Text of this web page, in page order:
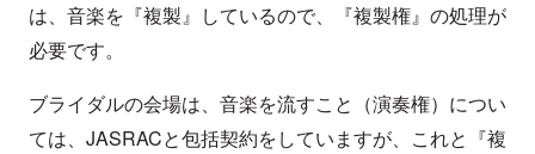
は、音楽を『複製』しているので、『複製権』の処理が
必要です。
ブライダルの会場は、音楽を流すこと（演奏権）につい
ては、JASRACと包括契約をしていますが、これと『複